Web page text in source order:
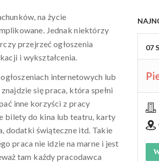
na życie
Jednak niektórzy
przejrzeć ogłoszenia
i wykształcenia.
internetowych lub
się praca, która spełni
inne korzyści z pracy
bilety do kina lub teatru, karty
dodatki świąteczne itd. Takie
praca nie idzie na marne i jest
tam każdy pracodawca
07